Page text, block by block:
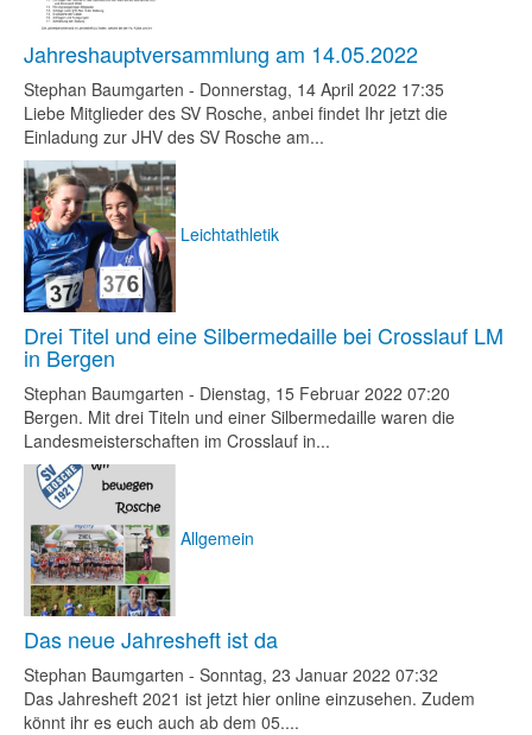
Jahreshauptversammlung am 14.05.2022
Stephan Baumgarten - Donnerstag, 14 April 2022 17:35
Liebe Mitglieder des SV Rosche, anbei findet Ihr jetzt die
Einladung zur JHV des SV Rosche am...
Leichtathletik
Drei Titel und eine Silbermedaille bei Crosslauf LM
in Bergen
Stephan Baumgarten - Dienstag, 15 Februar 2022 07:20
Bergen. Mit drei Titeln und einer Silbermedaille waren die
Landesmeisterschaften im Crosslauf in...
Allgemein
Das neue Jahresheft ist da
Stephan Baumgarten - Sonntag, 23 Januar 2022 07:32
Das Jahresheft 2021 ist jetzt hier online einzusehen. Zudem
könnt ihr es euch auch ab dem 05....